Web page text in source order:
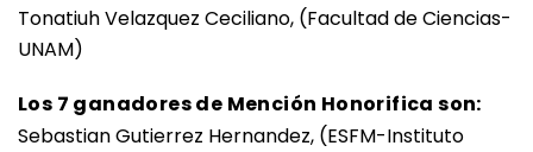
Tonatiuh Velazquez Ceciliano, (Facultad de Ciencias-
UNAM)
Los 7 ganadores de Mención Honorifica son:
Sebastian Gutierrez Hernandez, (ESFM-Instituto